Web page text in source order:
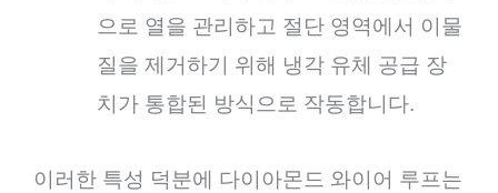
으로 열을 관리하고 절단 영역에서 이물
질을 제거하기 위해 냉각 유체 공급 장
치가 통합된 방식으로 작동합니다.
이러한 특성 덕분에 다이아몬드 와이어 루프는